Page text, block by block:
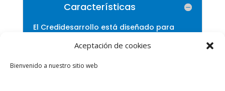
Aceptación de cookies
Bienvenido a nuestro sitio web
Características
El Credidesarrollo está diseñado para
campesinas populares solidarias o
individuales que requieran financiar